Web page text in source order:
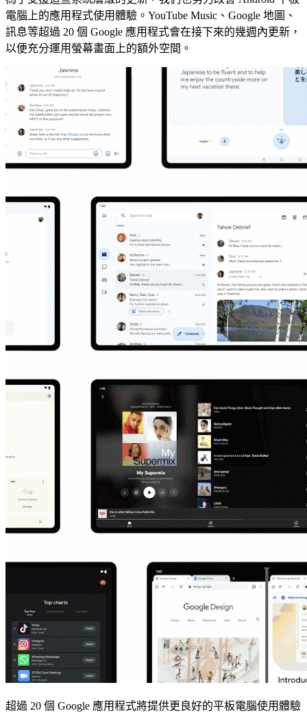
電腦上的應用程式使用體驗。YouTube Music、Google 地圖、
訊息等超過 20 個 Google 應用程式會在接下來的幾週內更新，
以便充分運用螢幕畫面上的額外空間。
超過 20 個 Google 應用程式將提供更良好的平板電腦使用體驗